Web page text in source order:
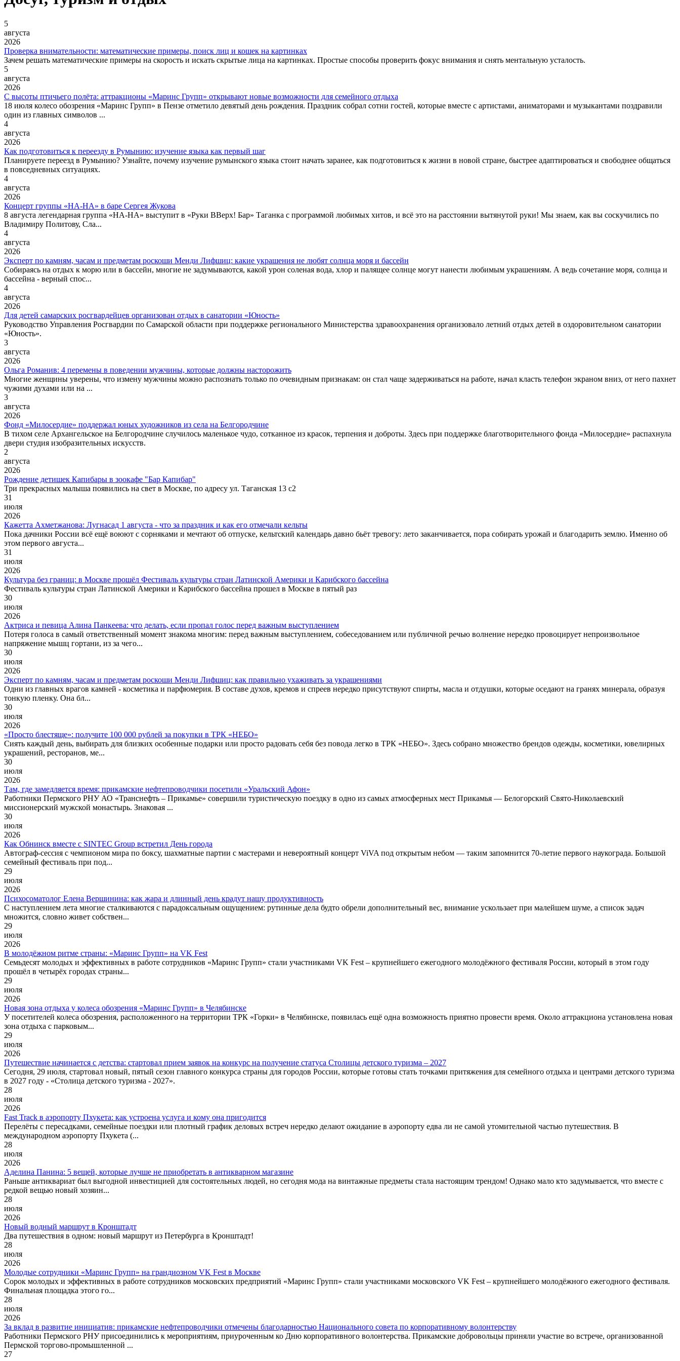
5
августа
2026
Проверка внимательности: математические примеры, поиск лиц и кошек на картинках
Зачем решать математические примеры на скорость и искать скрытые лица на картинках. Простые способы проверить фокус внимания и снять ментальную усталость.
5
августа
2026
С высоты птичьего полёта: аттракционы «Маринс Групп» открывают новые возможности для семейного отдыха
18 июля колесо обозрения «Маринс Групп» в Пензе отметило девятый день рождения. Праздник собрал сотни гостей, которые вместе с артистами, аниматорами и музыкантами поздравили
один из главных символов ...
4
августа
2026
Как подготовиться к переезду в Румынию: изучение языка как первый шаг
Планируете переезд в Румынию? Узнайте, почему изучение румынского языка стоит начать заранее, как подготовиться к жизни в новой стране, быстрее адаптироваться и свободнее общаться
в повседневных ситуациях.
4
августа
2026
Концерт группы «НА-НА» в баре Сергея Жукова
8 августа легендарная группа «НА-НА» выступит в «Руки ВВерх! Бар» Таганка с программой любимых хитов, и всё это на расстоянии вытянутой руки! Мы знаем, как вы соскучились по
Владимиру Политову, Сла...
4
августа
2026
Эксперт по камням, часам и предметам роскоши Менди Лифшиц: какие украшения не любят солнца моря и бассейн
Собираясь на отдых к морю или в бассейн, многие не задумываются, какой урон соленая вода, хлор и палящее солнце могут нанести любимым украшениям. А ведь сочетание моря, солнца и
бассейна - верный спос...
4
августа
2026
Для детей самарских росгвардейцев организован отдых в санатории «Юность»
Руководство Управления Росгвардии по Самарской области при поддержке регионального Министерства здравоохранения организовало летний отдых детей в оздоровительном санатории
«Юность».
3
августа
2026
Ольга Романив: 4 перемены в поведении мужчины, которые должны насторожить
Многие женщины уверены, что измену мужчины можно распознать только по очевидным признакам: он стал чаще задерживаться на работе, начал класть телефон экраном вниз, от него пахнет
чужими духами или на ...
3
августа
2026
Фонд «Милосердие» поддержал юных художников из села на Белгородчине
В тихом селе Архангельское на Белгородчине случилось маленькое чудо, сотканное из красок, терпения и доброты. Здесь при поддержке благотворительного фонда «Милосердие» распахнула
двери студия изобразительных искусств.
2
августа
2026
Рождение детишек Капибары в зоокафе "Бар Капибар"
Три прекрасных малыша появились на свет в Москве, по адресу ул. Таганская 13 с2
31
июля
2026
Кажетта Ахметжанова: Лугнасад 1 августа - что за праздник и как его отмечали кельты
Пока дачники России всё ещё воюют с сорняками и мечтают об отпуске, кельтский календарь давно бьёт тревогу: лето заканчивается, пора собирать урожай и благодарить землю. Именно об
этом первого августа...
31
июля
2026
Культура без границ: в Москве прошёл Фестиваль культуры стран Латинской Америки и Карибского бассейна
Фестиваль культуры стран Латинской Америки и Карибского бассейна прошел в Москве в пятый раз
30
июля
2026
Актриса и певица Алина Панкеева: что делать, если пропал голос перед важным выступлением
Потеря голоса в самый ответственный момент знакома многим: перед важным выступлением, собеседованием или публичной речью волнение нередко провоцирует непроизвольное
напряжение мышц гортани, из за чего...
30
июля
2026
Эксперт по камням, часам и предметам роскоши Менди Лифшиц: как правильно ухаживать за украшениями
Одни из главных врагов камней - косметика и парфюмерия. В составе духов, кремов и спреев нередко присутствуют спирты, масла и отдушки, которые оседают на гранях минерала, образуя
тонкую пленку. Она бл...
30
июля
2026
«Просто блестяще»: получите 100 000 рублей за покупки в ТРК «НЕБО»
Сиять каждый день, выбирать для близких особенные подарки или просто радовать себя без повода легко в ТРК «НЕБО». Здесь собрано множество брендов одежды, косметики, ювелирных
украшений, ресторанов, ме...
30
июля
2026
Там, где замедляется время: прикамские нефтепроводчики посетили «Уральский Афон»
Работники Пермского РНУ АО «Транснефть – Прикамье» совершили туристическую поездку в одно из самых атмосферных мест Прикамья — Белогорский Свято-Николаевский
миссионерский мужской монастырь. Знаковая ...
30
июля
2026
Как Обнинск вместе с SINTEC Group встретил День города
Автограф-сессия с чемпионом мира по боксу, шахматные партии с мастерами и невероятный концерт ViVA под открытым небом — таким запомнится 70-летие первого наукограда. Большой
семейный фестиваль при под...
29
июля
2026
Психосоматолог Елена Вершинина: как жара и длинный день крадут нашу продуктивность
С наступлением лета многие сталкиваются с парадоксальным ощущением: рутинные дела будто обрели дополнительный вес, внимание ускользает при малейшем шуме, а список задач
множится, словно живет собствен...
29
июля
2026
В молодёжном ритме страны: «Маринс Групп» на VK Fest
Семьдесят молодых и эффективных в работе сотрудников «Маринс Групп» стали участниками VK Fest – крупнейшего ежегодного молодёжного фестиваля России, который в этом году
прошёл в четырёх городах страны...
29
июля
2026
Новая зона отдыха у колеса обозрения «Маринс Групп» в Челябинске
У посетителей колеса обозрения, расположенного на территории ТРК «Горки» в Челябинске, появилась ещё одна возможность приятно провести время. Около аттракциона установлена новая
зона отдыха с парковым...
29
июля
2026
Путешествие начинается с детства: стартовал прием заявок на конкурс на получение статуса Столицы детского туризма – 2027
Сегодня, 29 июля, стартовал новый, пятый сезон главного конкурса страны для городов России, которые готовы стать точками притяжения для семейного отдыха и центрами детского туризма
в 2027 году - «Столица детского туризма - 2027».
28
июля
2026
Fast Track в аэропорту Пхукета: как устроена услуга и кому она пригодится
Перелёты с пересадками, семейные поездки или плотный график деловых встреч нередко делают ожидание в аэропорту едва ли не самой утомительной частью путешествия. В
международном аэропорту Пхукета (...
28
июля
2026
Аделина Панина: 5 вещей, которые лучше не приобретать в антикварном магазине
Раньше антиквариат был выгодной инвестицией для состоятельных людей, но сегодня мода на винтажные предметы стала настоящим трендом! Однако мало кто задумывается, что вместе с
редкой вещью новый хозяин...
28
июля
2026
Новый водный маршрут в Кронштадт
Два путешествия в одном: новый маршрут из Петербурга в Кронштадт!
28
июля
2026
Молодые сотрудники «Маринс Групп» на грандиозном VK Fest в Москве
Сорок молодых и эффективных в работе сотрудников московских предприятий «Маринс Групп» стали участниками московского VK Fest – крупнейшего молодёжного ежегодного фестиваля.
Финальная площадка этого го...
28
июля
2026
За вклад в развитие инициатив: прикамские нефтепроводчики отмечены благодарностью Национального совета по корпоративному волонтерству
Работники Пермского РНУ присоединились к мероприятиям, приуроченным ко Дню корпоративного волонтерства. Прикамские добровольцы приняли участие во встрече, организованной
Пермской торгово-промышленной ...
27